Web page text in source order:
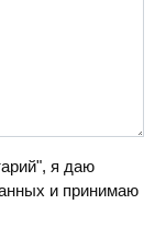
я даю
и принимаю